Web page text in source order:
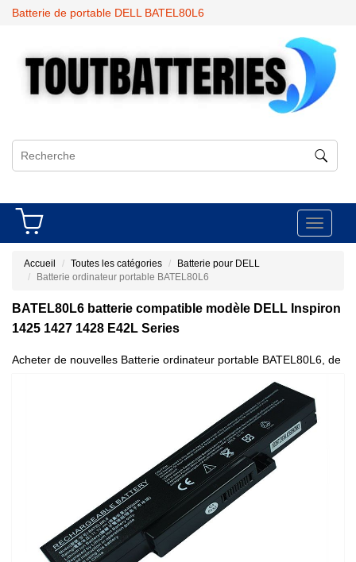
Batterie de portable DELL BATEL80L6
Toggle
Accueil Toutes les catégories
Batterie pour DELL
Batterie ordinateur portable BATEL80L6
BATEL80L6 batterie compatible modèle DELL Inspiron
1425 1427 1428 E42L Series
Acheter de nouvelles Batterie ordinateur portable BATEL80L6, de